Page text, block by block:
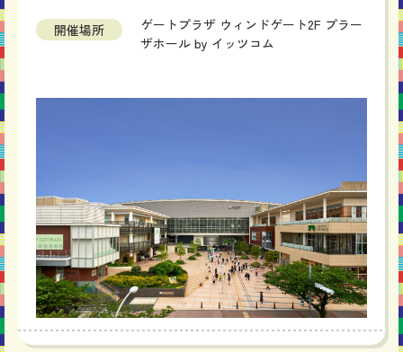
開催場所
ゲートプラザ ウィンドゲート2F プラー
ザホール by イッツコム